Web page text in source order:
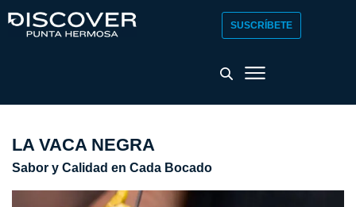
SUSCRÍBETE
LA VACA NEGRA
Sabor y Calidad en Cada Bocado